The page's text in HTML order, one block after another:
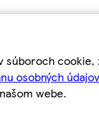
cookie,
osobných
webe.